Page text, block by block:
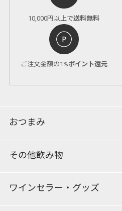
10,000円以上で送料無料
ご注文金額の1%ポイント還元
おつまみ
その他飲み物
ワインセラー・グッズ